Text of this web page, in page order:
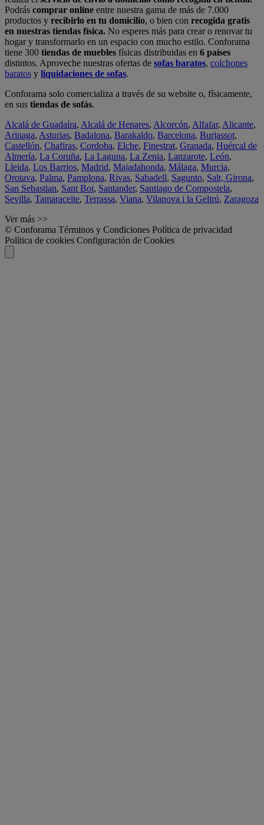
Podrás comprar online entre nuestra gama de más de 7.000
productos y recibirlo en tu domicilio, o bien con recogida gratis
en nuestras tiendas física. No esperes más para crear o renovar tu
hogar y transformarlo en un espacio con mucho estilo. Conforama
tiene 300 tiendas de muebles físicas distribuidas en 6 países
distintos. Aproveche nuestras ofertas de sofas baratos, colchones
baratos y liquidaciones de sofas.
Conforama solo comercializa a través de su website o, físicamente,
en sus tiendas de sofás.
Alcalá de Guadaíra, Alcalá de Henares, Alcorcón, Alfafar, Alicante,
Arinaga, Asturias, Badalona, Barakaldo, Barcelona, Burjassot,
Castellón, Chafiras, Cordoba, Elche, Finestrat, Granada, Huércal de
Almería, La Coruña, La Laguna, La Zenia, Lanzarote, León,
Lleida, Los Barrios, Madrid, Majadahonda, Málaga, Murcia,
Orotava, Palma, Pamplona, Rivas, Sabadell, Sagunto, Salt, Girona,
San Sebastian, Sant Boi, Santander, Santiago de Compostela,
Sevilla, Tamaraceite, Terrassa, Viana, Vilanova i la Geltrú, Zaragoza
Ver más >>
© Conforama Términos y Condiciones Política de privacidad
Política de cookies Configuración de Cookies